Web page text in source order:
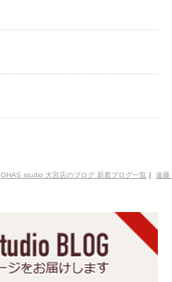
studio 大宮店のブログ 新着ブログ一覧 ｜ 遠藤